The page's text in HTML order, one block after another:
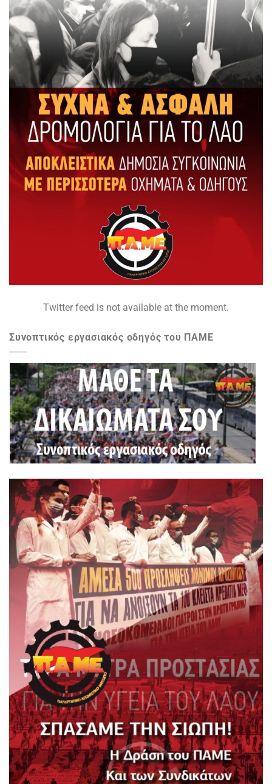
Twitter feed is not available at the moment.
Συνοπτικός εργασιακός οδηγός του ΠΑΜΕ